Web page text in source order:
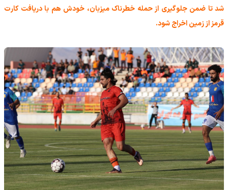
شد تا ضمن جلوگیری از حمله خطرناک میزبان، خودش هم با دریافت کارت
قرمز از زمین اخراج شود.